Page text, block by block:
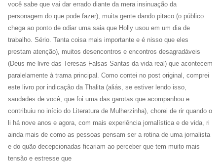
você sabe que vai dar errado diante da mera insinuação da
personagem do que pode fazer), muita gente dando pitaco (o público
chega ao ponto de odiar uma saia que Holly usou em um dia de
trabalho. Sério. Tanta coisa mais importante e é nisso que eles
prestam atenção), muitos desencontros e encontros desagradáveis
(Deus me livre das Teresas Falsas Santas da vida real) que acontecem
paralelamente à trama principal. Como contei no post original, comprei
este livro por indicação da Thalita (aliás, se estiver lendo isso,
saudades de você, que foi uma das garotas que acompanhou e
contribuiu no início do Literatura de Mulherzinha), chorei de rir quando o
li há nove anos e agora, com mais experiência jornalística e de vida, ri
ainda mais de como as pessoas pensam ser a rotina de uma jornalista
e do quão decepcionadas ficariam ao perceber que tem muito mais
tensão e estresse que